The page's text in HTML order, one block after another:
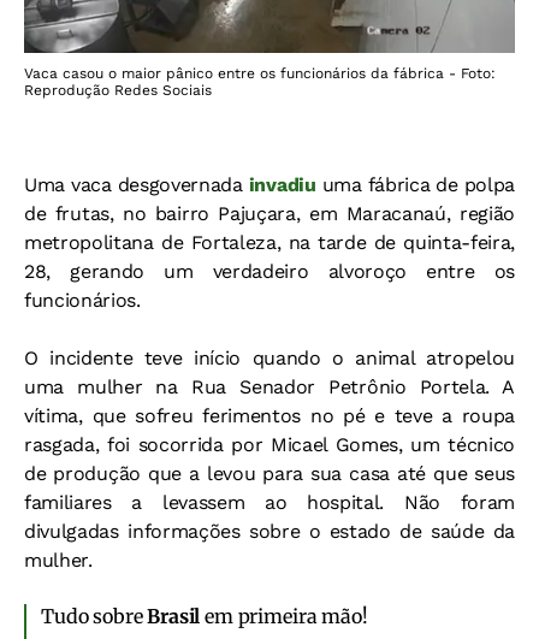
Vaca casou o maior pânico entre os funcionários da fábrica - Foto:
Reprodução Redes Sociais
Uma vaca desgovernada invadiu uma fábrica de polpa
de frutas, no bairro Pajuçara, em Maracanaú, região
metropolitana de Fortaleza, na tarde de quinta-feira,
28, gerando um verdadeiro alvoroço entre os
funcionários.
O incidente teve início quando o animal atropelou
uma mulher na Rua Senador Petrônio Portela. A
vítima, que sofreu ferimentos no pé e teve a roupa
rasgada, foi socorrida por Micael Gomes, um técnico
de produção que a levou para sua casa até que seus
familiares a levassem ao hospital. Não foram
divulgadas informações sobre o estado de saúde da
mulher.
Tudo sobreBrasil em primeira mão!